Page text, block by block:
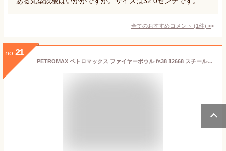
全てのおすすめコメント (1件) >
no. 21
PETROMAX ペトロマックス ファイヤーボウル fs38 12668 スチール 鉄板 焚き火 焚火 バーベキュー ボウル 焼肉 BBQ アウトドア キャンプ 焚き火台 キャンパー おしゃれ 丸形 円 ギア アウトドア用品 キャンプ用品